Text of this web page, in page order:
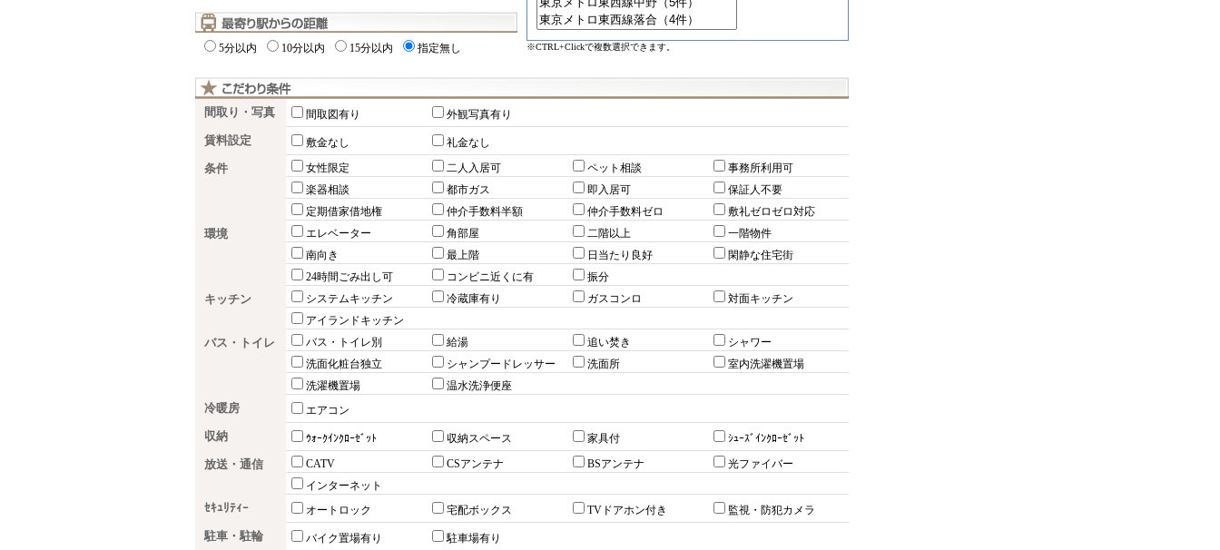
5分以内 10分以内 15分以内 指定無し ※CTRL+Clickで複数選択できます。
間取り・写真 間取図有り 外観写真有り
賃料設定 敷金なし 礼金なし
条件 女性限定 二人入居可 ペット相談
事務所利用可
楽器相談
都市ガス 即入居可
保証人不要
定期借家借地権
仲介手数料半額 仲介手数料ゼロ 敷礼ゼロゼロ対応
環境 エレベーター 角部屋 二階以上
一階物件
南向き
最上階 日当たり良好
閑静な住宅街
24時間ごみ出し可
コンビニ近くに有 振分
キッチン システムキッチン 冷蔵庫有り ガスコンロ
対面キッチン
アイランドキッチン
バス・トイレ バス・トイレ別 給湯 追い焚き
シャワー
洗面化粧台独立
シャンプードレッサー 洗面所
室内洗濯機置場
洗濯機置場
温水洗浄便座
冷暖房 エアコン
収納 ｳｫｰｸｲﾝｸﾛｰｾﾞｯﾄ 収納スペース 家具付 ｼｭｰｽﾞｲﾝｸﾛｰｾﾞｯﾄ
放送・通信 CATV CSアンテナ BSアンテナ
光ファイバー
インターネット
ｾｷｭﾘﾃｨｰ オートロック 宅配ボックス TVドアホン付き 監視・防犯カメラ
駐車・駐輪 バイク置場有り 駐車場有り